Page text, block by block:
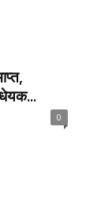
0